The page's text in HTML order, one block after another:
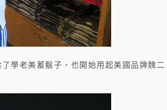
老美蓄鬍子，也開始用起美國品牌魏二